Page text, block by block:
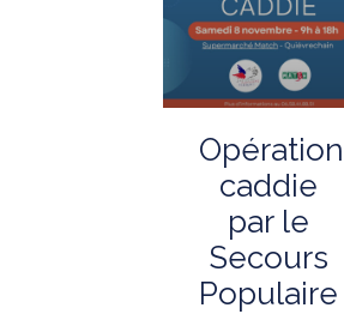
Opération
caddie
par le
Secours
Populaire